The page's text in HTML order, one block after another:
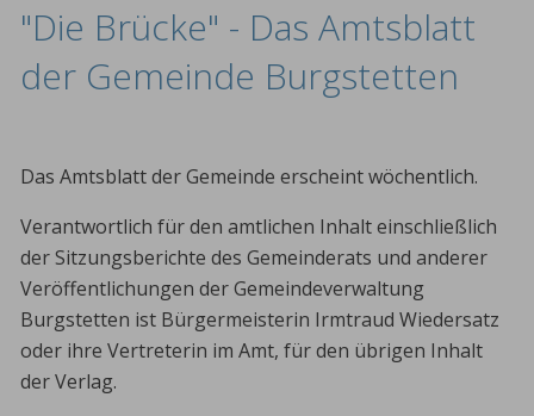
"Die Brücke" - Das Amtsblatt
der Gemeinde Burgstetten
Das Amtsblatt der Gemeinde erscheint wöchentlich.
Verantwortlich für den amtlichen Inhalt einschließlich
der Sitzungsberichte des Gemeinderats und anderer
Veröffentlichungen der Gemeindeverwaltung
Burgstetten ist Bürgermeisterin Irmtraud Wiedersatz
oder ihre Vertreterin im Amt, für den übrigen Inhalt
der Verlag.